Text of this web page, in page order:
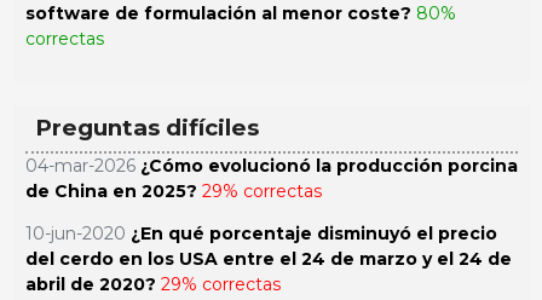
software de formulación al menor coste? 80%
correctas
Preguntas difíciles
04-mar-2026 ¿Cómo evolucionó la producción porcina
de China en 2025? 29% correctas
10-jun-2020 ¿En qué porcentaje disminuyó el precio
del cerdo en los USA entre el 24 de marzo y el 24 de
abril de 2020? 29% correctas